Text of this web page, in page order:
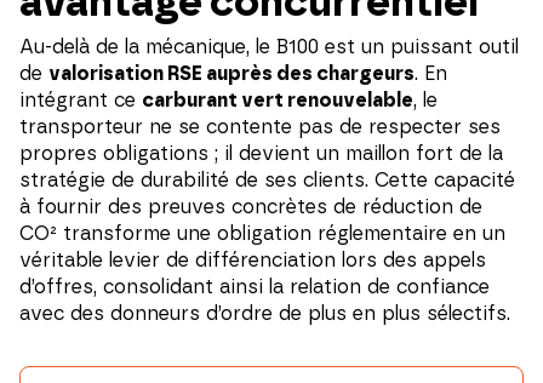
Au-delà de la mécanique, le B100 est un puissant outil
de valorisation RSE auprès des chargeurs. En
intégrant ce carburant vert renouvelable, le
transporteur ne se contente pas de respecter ses
propres obligations ; il devient un maillon fort de la
stratégie de durabilité de ses clients. Cette capacité
à fournir des preuves concrètes de réduction de
CO² transforme une obligation réglementaire en un
véritable levier de différenciation lors des appels
d’offres, consolidant ainsi la relation de confiance
avec des donneurs d’ordre de plus en plus sélectifs.